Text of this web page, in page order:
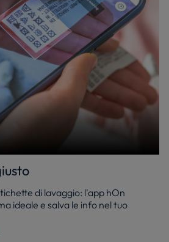
di lavaggio: l'app hOn
ideale e salva le info nel tuo